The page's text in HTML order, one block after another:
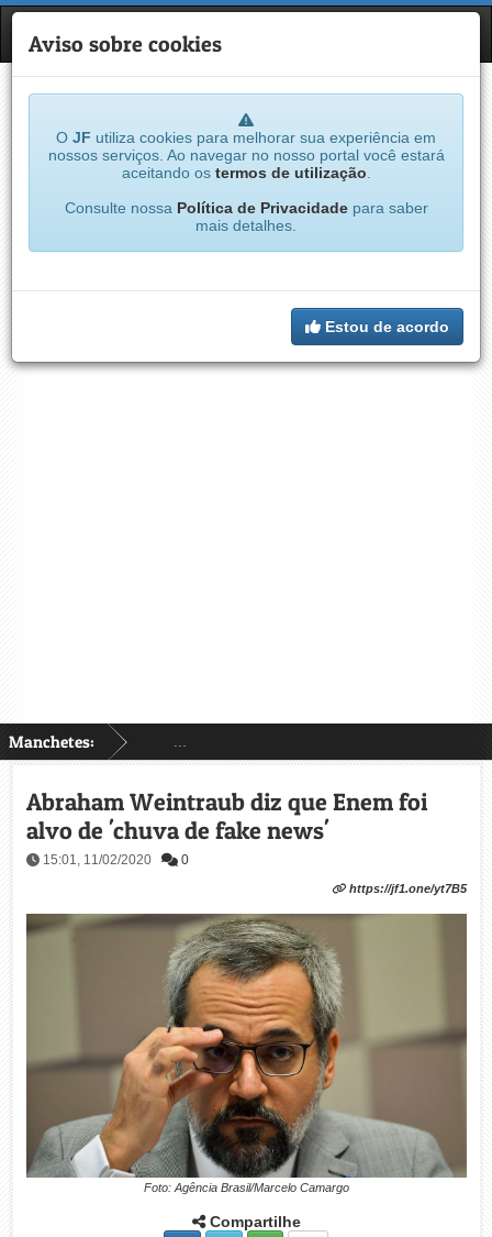
JF
Manchetes:
Aviso sobre cookies
O JF utiliza cookies para melhorar sua experiência em
nossos serviços. Ao navegar no nosso portal você estará
aceitando os termos de utilização
Consulte nossa Política de Privacidadepara saber
mais detalhes.
Estou de acordo
Abraham Weintraub diz que Enem foi
alvo de 'chuva de fake news'
15:01, 11/02/2020 0
https://jf1.one/yt7B5
Foto: Agência Brasil/Marcelo Camargo
Compartilhe